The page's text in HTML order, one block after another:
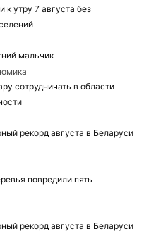
к утру 7 августа без
мальчик
сотрудничать в области
рекорд августа в Беларуси
повредили пять
рекорд августа в Беларуси